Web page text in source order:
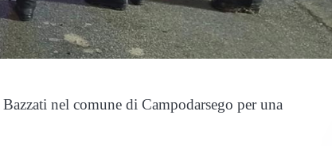
nel comune di Campodarsego per una